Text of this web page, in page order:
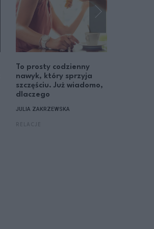
To prosty codzienny
nawyk, który sprzyja
szczęściu. Już wiadomo,
dlaczego
JULIA ZAKRZEWSKA